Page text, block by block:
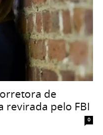
de
revirada pelo FBI
0